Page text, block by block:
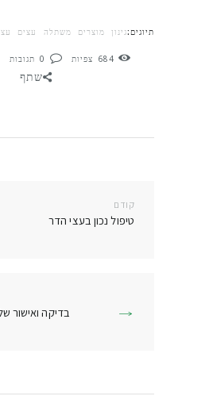
תיוגים:גינון מוצרים משתלה עצים
684 צפיות 0 תגובות
שתף
קודם
הקודם:
טיפול נכון בעצי הדר
בדיקה ואישור